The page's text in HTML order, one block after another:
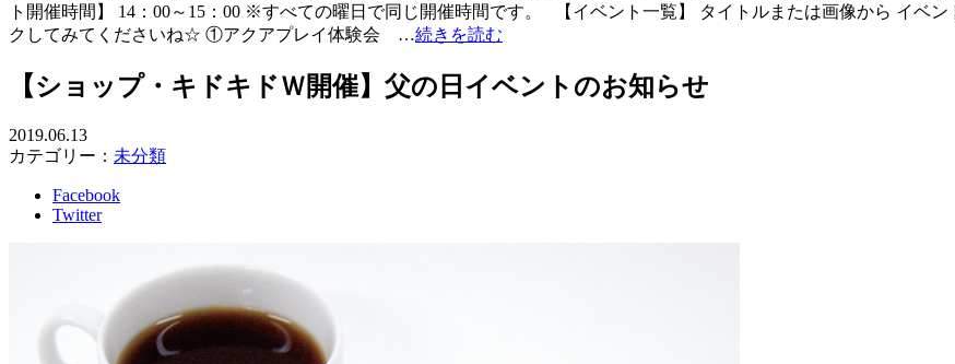
ト開催時間】 14：00～15：00 ※すべての曜日で同じ開催時間です。 【イベント一覧】 タイトルまたは画像から イベ
クしてみてくださいね☆ ①アクアプレイ体験会 …続きを読む
【ショップ・キドキドＷ開催】父の日イベントのお知らせ
2019.06.13
カテゴリー： 未分類
Facebook
Twitter